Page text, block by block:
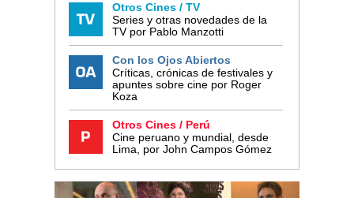
Otros Cines / TV
Series y otras novedades de la
TV por Pablo Manzotti
Con los Ojos Abiertos
Críticas, crónicas de festivales y
apuntes sobre cine por Roger
Koza
Otros Cines / Perú
Cine peruano y mundial, desde
Lima, por John Campos Gómez